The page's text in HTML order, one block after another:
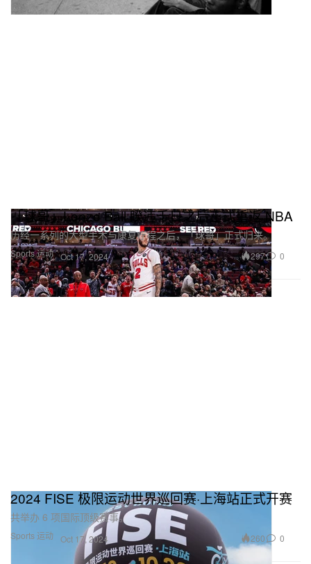
Sports 运动
「球哥」Lonzo Ball 睽违千日之后正式重返 NBA
历经一系列的大型手术与康复疗程之后，「球哥」正式归来。
Oct 17, 2024 297 0
Sports 运动
2024 FISE 极限运动世界巡回赛·上海站正式开赛
共举办 6 项国际顶级赛事。
Oct 17, 2024 260 0